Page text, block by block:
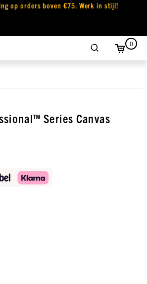
op orders boven €75. Werk in stijl!
0
Series Canvas